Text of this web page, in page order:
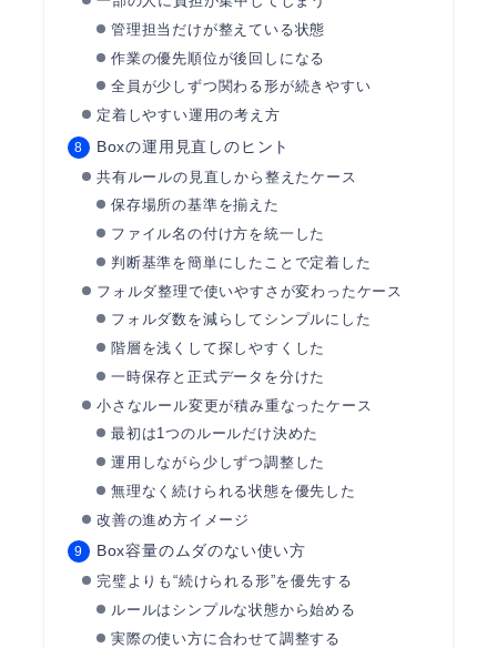
管理担当だけが整えている状態
作業の優先順位が後回しになる
全員が少しずつ関わる形が続きやすい
定着しやすい運用の考え方
Boxの運用見直しのヒント
共有ルールの見直しから整えたケース
保存場所の基準を揃えた
ファイル名の付け方を統一した
判断基準を簡単にしたことで定着した
フォルダ整理で使いやすさが変わったケース
フォルダ数を減らしてシンプルにした
階層を浅くして探しやすくした
一時保存と正式データを分けた
小さなルール変更が積み重なったケース
最初は1つのルールだけ決めた
運用しながら少しずつ調整した
無理なく続けられる状態を優先した
改善の進め方イメージ
Box容量のムダのない使い方
完璧よりも“続けられる形”を優先する
ルールはシンプルな状態から始める
実際の使い方に合わせて調整する